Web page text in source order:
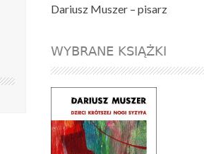
Dariusz Muszer – pisarz
WYBRANE KSIĄŻKI